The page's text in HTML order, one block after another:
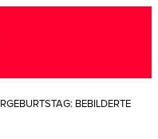
BEBILDERTE